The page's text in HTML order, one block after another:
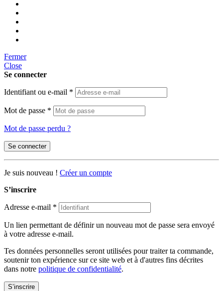
Fermer
Close
Se connecter
Identifiant ou e-mail *
Mot de passe *
Mot de passe perdu ?
Se connecter
Je suis nouveau ! Créer un compte
S’inscrire
Adresse e-mail *
Un lien permettant de définir un nouveau mot de passe sera envoyé
à votre adresse e-mail.
Tes données personnelles seront utilisées pour traiter ta commande,
soutenir ton expérience sur ce site web et à d'autres fins décrites
dans notre politique de confidentialité.
S’inscrire